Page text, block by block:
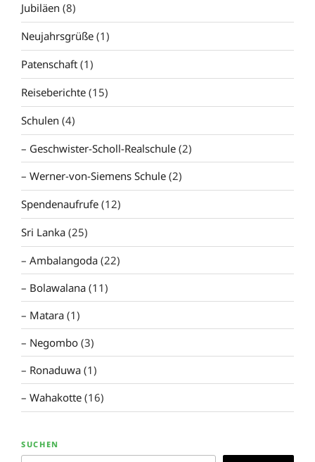
Jubiläen (8)
Neujahrsgrüße (1)
Patenschaft (1)
Reiseberichte (15)
Schulen (4)
Geschwister-Scholl-Realschule (2)
Werner-von-Siemens Schule (2)
Spendenaufrufe (12)
Sri Lanka (25)
Ambalangoda (22)
Bolawalana (11)
Matara (1)
Negombo (3)
Ronaduwa (1)
Wahakotte (16)
SUCHEN